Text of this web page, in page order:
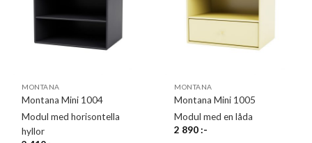
MONTANA
Montana Mini 1004
Modul med horisontella
hyllor
MONTANA
Montana Mini 1005
Modul med en låda
2 890:-